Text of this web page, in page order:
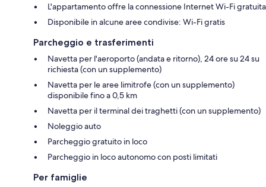
L'appartamento offre la connessione Internet Wi-Fi gratuita
Disponibile in alcune aree condivise: Wi-Fi gratis
Parcheggio e trasferimenti
Navetta per l'aeroporto (andata e ritorno), 24 ore su 24 su
richiesta (con un supplemento)
Navetta per le aree limitrofe (con un supplemento)
disponibile fino a 0,5 km
Navetta per il terminal dei traghetti (con un supplemento)
Noleggio auto
Parcheggio gratuito in loco
Parcheggio in loco autonomo con posti limitati
Per famiglie